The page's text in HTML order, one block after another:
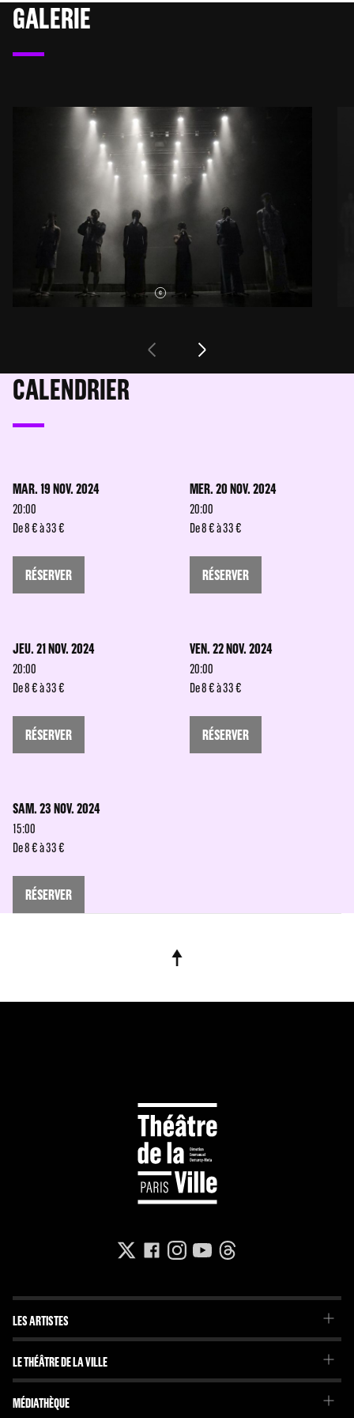
GALERIE
CALENDRIER
MAR. 19 NOV. 2024
20:00
De 8 € à 33 €
RÉSERVER
MER. 20 NOV. 2024
20:00
De 8 € à 33 €
RÉSERVER
JEU. 21 NOV. 2024
20:00
De 8 € à 33 €
RÉSERVER
VEN. 22 NOV. 2024
20:00
De 8 € à 33 €
RÉSERVER
SAM. 23 NOV. 2024
15:00
De 8 € à 33 €
RÉSERVER
LES ARTISTES
La Troupe du Théâtre de la Ville
La Troupe de l'Imaginaire
LE THÉÂTRE DE LA VILLE
Le Projet
Projets internationaux
MÉDIATHÈQUE